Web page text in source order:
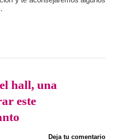
hall, una
este
Deja tu comentario